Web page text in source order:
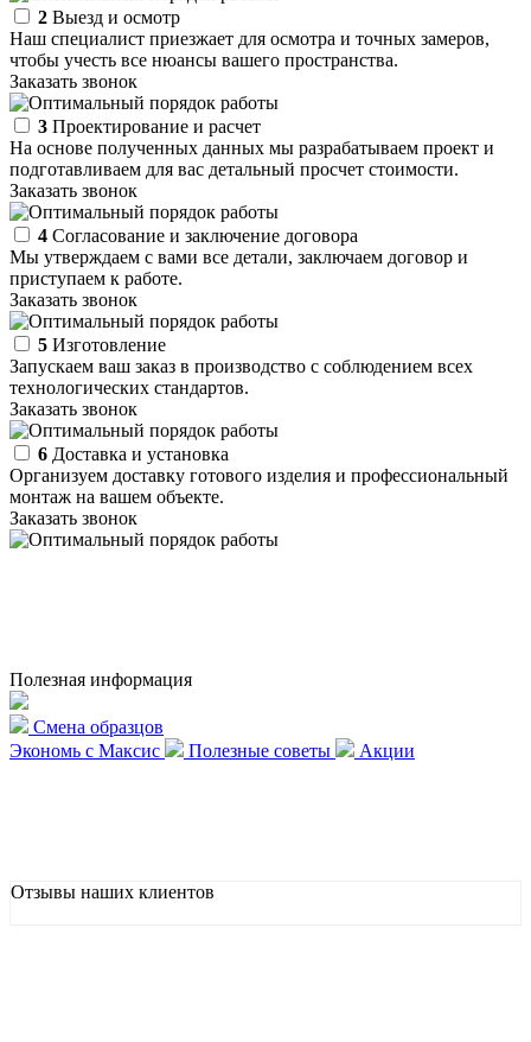
2 Выезд и осмотр
Наш специалист приезжает для осмотра и точных замеров,
чтобы учесть все нюансы вашего пространства.
Заказать звонок
3 Проектирование и расчет
На основе полученных данных мы разрабатываем проект и
подготавливаем для вас детальный просчет стоимости.
Заказать звонок
4 Согласование и заключение договора
Мы утверждаем с вами все детали, заключаем договор и
приступаем к работе.
Заказать звонок
5 Изготовление
Запускаем ваш заказ в производство с соблюдением всех
технологических стандартов.
Заказать звонок
6 Доставка и установка
Организуем доставку готового изделия и профессиональный
монтаж на вашем объекте.
Заказать звонок
Полезная информация
Смена образцов
Экономь с Максис
Полезные советы Акции
Отзывы наших клиентов